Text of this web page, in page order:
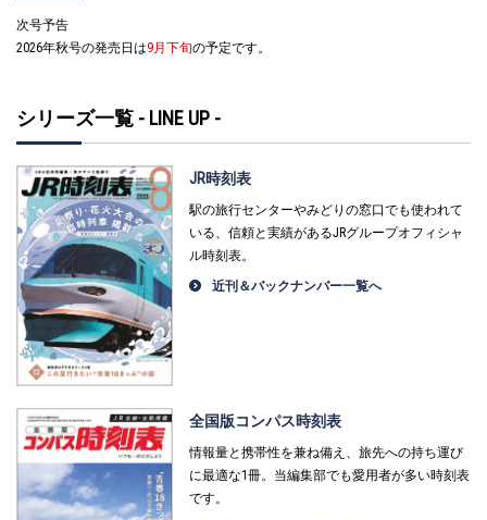
次号予告
2026年秋号の発売日は9月下旬の予定です。
シリーズ一覧 - LINE UP -
JR時刻表
駅の旅行センターやみどりの窓口でも使われて
いる、信頼と実績があるJRグループオフィシャ
ル時刻表。
近刊＆バックナンバー一覧へ
全国版コンパス時刻表
情報量と携帯性を兼ね備え、旅先への持ち運び
に最適な1冊。当編集部でも愛用者が多い時刻表
です。